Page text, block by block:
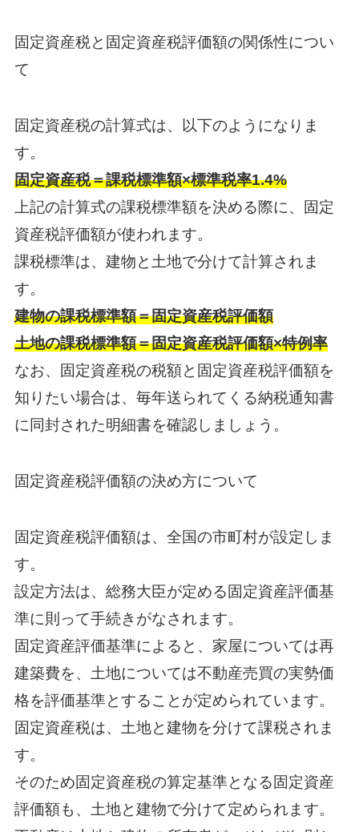
固定資産税と固定資産税評価額の関係性につい
て
固定資産税の計算式は、以下のようになりま
す。
固定資産税＝課税標準額×標準税率1.4%
上記の計算式の課税標準額を決める際に、固定
資産税評価額が使われます。
課税標準は、建物と土地で分けて計算されま
す。
建物の課税標準額＝固定資産税評価額
土地の課税標準額＝固定資産税評価額×特例率
なお、固定資産税の税額と固定資産税評価額を
知りたい場合は、毎年送られてくる納税通知書
に同封された明細書を確認しましょう。
固定資産税評価額の決め方について
固定資産税評価額は、全国の市町村が設定しま
す。
設定方法は、総務大臣が定める固定資産評価基
準に則って手続きがなされます。
固定資産評価基準によると、家屋については再
建築費を、土地については不動産売買の実勢価
格を評価基準とすることが定められています。
固定資産税は、土地と建物を分けて課税されま
す。
そのため固定資産税の算定基準となる固定資産
評価額も、土地と建物で分けて定められます。